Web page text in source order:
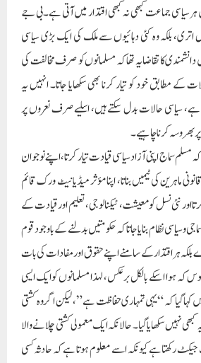
جماعت کبھی نہ کبھی اقتدار میں آتی ہے۔ بی جے
بلکہ وہ کئی دہائیوں سے ملک کی ایک بڑی سیاسی
کا تقاضا یہ تھا کہ مسلمانوں کو صرف مخالفت کی
کے مطابق خود کو تیار کرنا بھی سکھایا جاتا۔ انہیں یہ
ہے، سیاسی حالات بدل سکتے ہیں، اسلیےصرف نعروں پر
بھروسہ کرنا چاہیے۔
سماج اپنی آزاد سیاسی قیادت تیار کرتا، اپنے نوجوان
ماہرین کی ٹیمیں بناتا، اپنا مؤثر میڈیا نیٹ ورک قائم
اور نئی نسل کو معیشت، ٹیکنالوجی، تعلیم اور قیادت کے
وسیاسی نظام بنایا جاتا کہ حکومتیں بدلنے کے باوجود قوم
ہراقتدار کے سامنے اپنے حقوق اور مفادات کی بات
ہوا اسکے بالکل برعکس، لہذا مسلمانوں کو ایک ایسی
میں کہا گیا کہ “یہی تمہاری حفاظت ہے”، لیکن اگر وہ کشتی
نہیں سکھایا گیا۔ حالانکہ ایک معمولی کشتی چلانے والا
رکھتا ہے کیونکہ اسے معلوم ہوتا ہے کہ حادثہ کسی